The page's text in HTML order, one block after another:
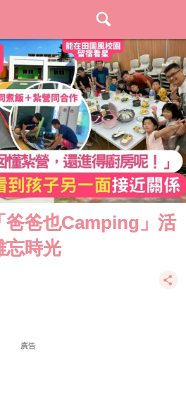
爸爸也Camping」活
忘時光
廣告